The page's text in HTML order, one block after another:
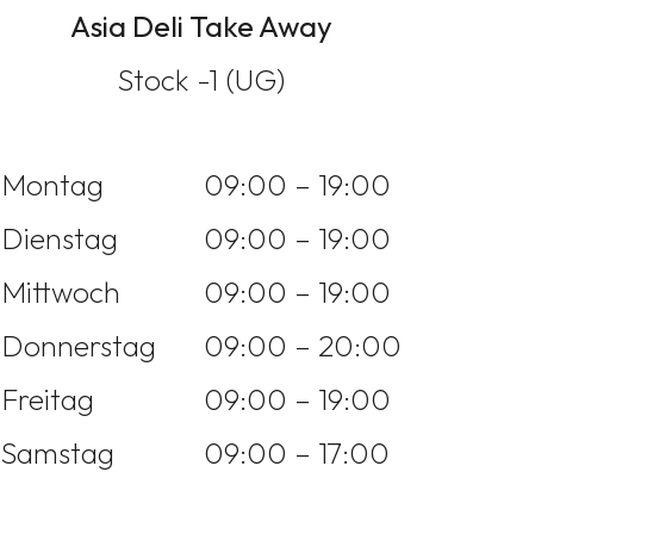
Asia Deli Take Away
Stock -1 (UG)
Montag
09:00 – 19:00
Dienstag
09:00 – 19:00
Mittwoch
09:00 – 19:00
Donnerstag
09:00 – 20:00
Freitag
09:00 – 19:00
Samstag
09:00 – 17:00